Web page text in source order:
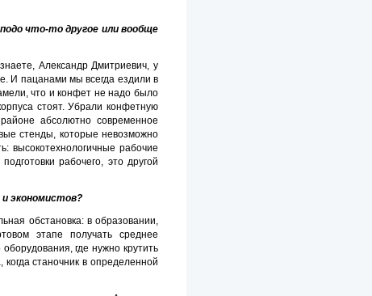
что-то другое или вообще
Александр Дми­триевич, у
И паца­нами мы всегда ездили в
что и конфет не надо было
стоят. Убрали конфетную
абсолютно современное
стенды, которые не­возможно
высокотехноло­гичные рабочие
рабочего, это другой
экономистов?
обстановка: в образо­вании,
этапе получать среднее
где нужно крутить
станочник в определенной